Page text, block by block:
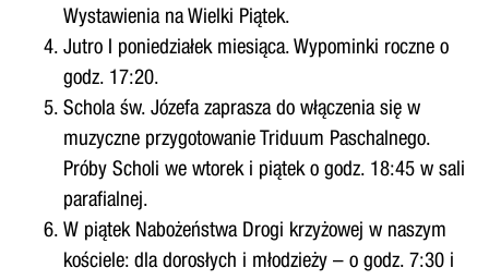
Wystawienia na Wielki Piątek.
Jutro I poniedziałek miesiąca. Wypominki roczne o
godz. 17:20.
Schola św. Józefa zaprasza do włączenia się w
muzyczne przygotowanie Triduum Paschalnego.
Próby Scholi we wtorek i piątek o godz. 18:45 w sali
parafialnej.
W piątek Nabożeństwa Drogi krzyżowej w naszym
kościele: dla dorosłych i młodzieży – o godz. 7:30 i